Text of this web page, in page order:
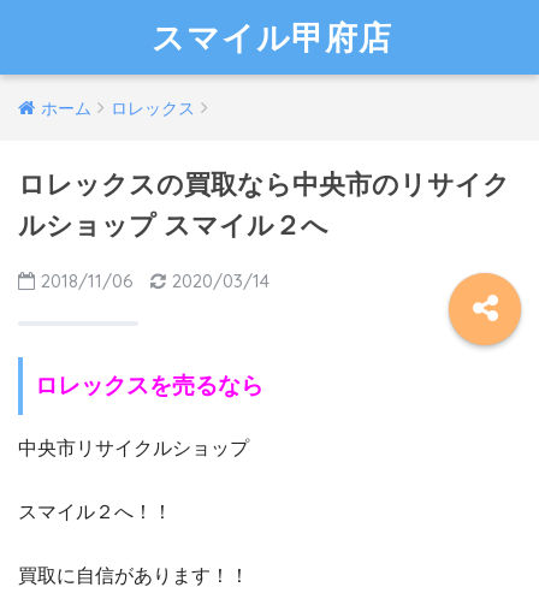
スマイル甲府店
ホーム ロレックス
ロレックスの買取なら中央市のリサイク
ルショップ スマイル２へ
2018/11/06 2020/03/14
ロレックスを売るなら
中央市リサイクルショップ
スマイル２へ！！
買取に自信があります！！